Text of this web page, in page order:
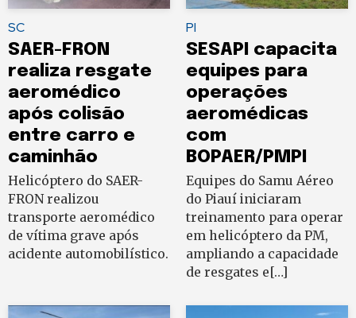
SC
SAER-FRON
realiza resgate
aeromédico
após colisão
entre carro e
caminhão
Helicóptero do SAER-
FRON realizou
transporte aeromédico
de vítima grave após
acidente automobilístico.
PI
SESAPI capacita
equipes para
operações
aeromédicas
com
BOPAER/PMPI
Equipes do Samu Aéreo
do Piauí iniciaram
treinamento para operar
em helicóptero da PM,
ampliando a capacidade
de resgates e[…]